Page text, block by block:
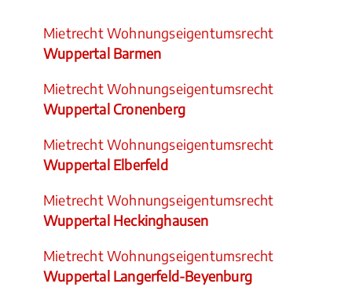
Mietrecht Wohnungseigentumsrecht
Wuppertal Barmen
Mietrecht Wohnungseigentumsrecht
Wuppertal Cronenberg
Mietrecht Wohnungseigentumsrecht
Wuppertal Elberfeld
Mietrecht Wohnungseigentumsrecht
Wuppertal Heckinghausen
Mietrecht Wohnungseigentumsrecht
Wuppertal Langerfeld-Beyenburg